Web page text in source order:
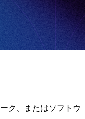
ク、またはソフトウ